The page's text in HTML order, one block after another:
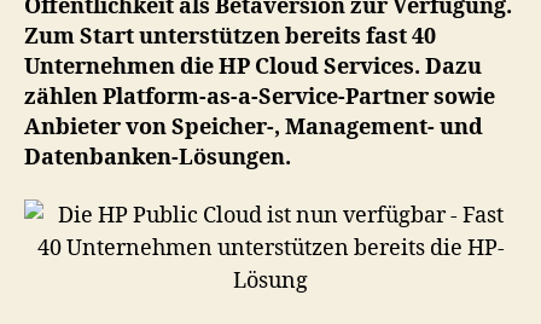
Öffentlichkeit als Betaversion zur Verfügung.
Zum Start unterstützen bereits fast 40
Unternehmen die HP Cloud Services. Dazu
zählen Platform-as-a-Service-Partner sowie
Anbieter von Speicher-, Management- und
Datenbanken-Lösungen.